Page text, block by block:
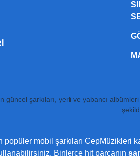
güncel şarkıları, yerli ve yabancı
popüler mobil şarkıları
Binlerce hit parçanın